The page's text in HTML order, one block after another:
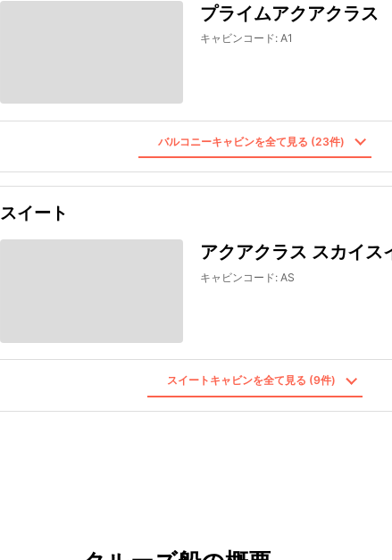
プライムアクアクラス
キャビンコード: A1
バルコニーキャビンを全て見る (23件)
スイート
アクアクラス スカイス
キャビンコード: AS
スイートキャビンを全て見る (9件)